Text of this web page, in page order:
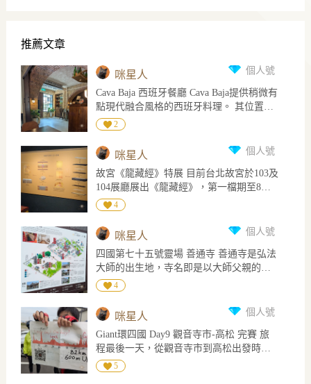
推薦文章
咪星人 個人號
Cava Baja 西班牙餐廳 Cava Baja提供稍微有
點現代融合風格的西班牙料理。 其位置近
捷運永春站3號出口，松山工農的背後。 內
鬆的感覺。 這次點了章魚薄片、火腿臘腸
綜合拼盤、生牛肉塔塔、烤蘑菇、墨汁魷
魚燉麵和甜點的臭豆腐巴斯克蛋糕，飲料
是sangria水果酒。 章魚薄片看起來很有份
量，調味清淡，肉質吃起來應該是國外進
火腿臘腸拼盤給了一種火腿二種臘腸，雖
對比其價格有點溢價了。 烤蘑菇中間的是
蒜味美乃滋醬，蘑菇烤得很香也多汁，味
道不錯，的確有點tapas小點涮嘴配酒喝的
部位各放在一種印度小吃的炸麵粉球上一
起吃，牛肉有用檸檬、薄荷和其它一些香
料稍稍調味，有些微的麻的感覺，也是很
吃。 魷魚不知為何要染色，但吃起來感覺
2
咪星人 個人號
故宮《龍藏經》特展 目前台北故宮於103及
104展廳展出《龍藏經》，第一檔期至8月2
日，之後從3日至7日為了更換展品展廳關
檔期。 館方說更換展品是為了讓這些脆弱
的文物休息，畢竟即使以故宮的高度專
業，將這些木製布料文物展出也是難免對
文物本身有損耗; 更換後展出的仍是龍藏
經，只是是不同的部份。 因人氣很旺，展
平日去也可選擇故宮南院，龍藏經是常設
寫本藏文甘珠爾」，於康熙六年(1667)在孝
莊太后欽命及康熙帝的推動下開始製作，
共108函(或者冊)。 網路盛傳看一眼能獲七
4
咪星人 個人號
四國第七十五號靈場 善通寺 善通寺是弘法
大師的出生地，寺名即是以大師父親的名
諱「善通」為寺名。 善通寺建於西元813
以外，也與京都的東寺及和歌山的高野山
並列為弘法大師的三大聖地之一。 善通寺
也是我目前去過的四國八十八寺中規模最
大的，總面積四萬五千平方公尺，主要由
稱為「伽藍」的東院(原本的善通寺)及名為
4
咪星人 個人號
Giant環四國 Day9 觀音寺市-高松 完賽 旅
程最後一天，從觀音寺市到高松出發時的
旅館，里程約82公里。 本來想算是輕鬆
5